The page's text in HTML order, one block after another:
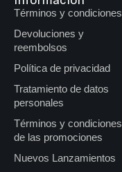
Términos y condiciones
Devoluciones y
reembolsos
Política de privacidad
Tratamiento de datos
personales
Términos y condiciones
de las promociones
Nuevos Lanzamientos